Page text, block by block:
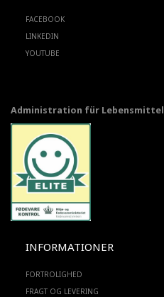
FACEBOOK
LINKEDIN
YOUTUBE
Administration für Lebensmittel
INFORMATIONER
FORTROLIGHED
FRAGT OG LEVERING